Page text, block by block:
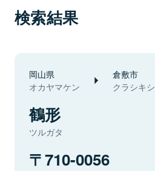
検索結果
岡山県
オカヤマケン
倉敷市
クラシキシ
鶴形
ツルガタ
710-0056